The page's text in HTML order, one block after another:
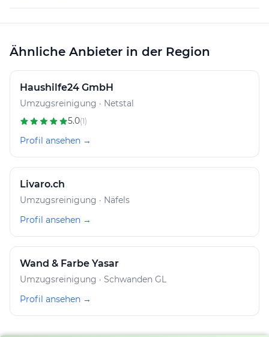
Ähnliche Anbieter in der Region
Haushilfe24 GmbH
Umzugsreinigung · Netstal
5.0(1)
Profil ansehen →
Livaro.ch
Umzugsreinigung · Näfels
Profil ansehen →
Wand & Farbe Yasar
Umzugsreinigung · Schwanden GL
Profil ansehen →